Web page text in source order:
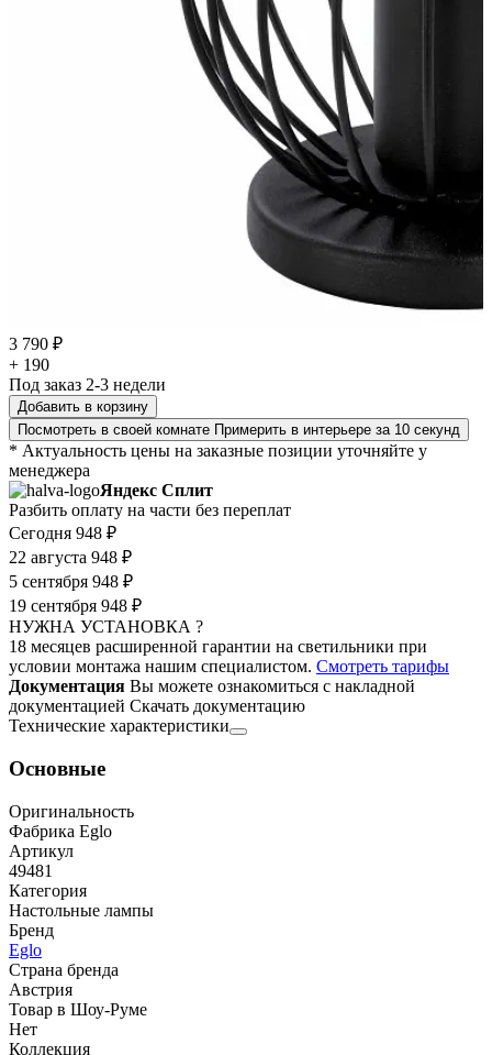
3 790 ₽
+ 190
Под заказ 2-3 недели
Добавить в корзину
Посмотреть в своей комнате Примерить в интерьере за 10 секунд
* Актуальность цены на заказные позиции уточняйте у
менеджера
Яндекс Сплит
Разбить оплату на части без переплат
Сегодня 948 ₽
22 августа 948 ₽
5 сентября 948 ₽
19 сентября 948 ₽
НУЖНА УСТАНОВКА ?
18 месяцев расширенной гарантии на светильники при
условии монтажа нашим специалистом. Смотреть тарифы
Документация Вы можете ознакомиться с накладной
документацией Скачать документацию
Технические характеристики
Основные
Оригинальность
Фабрика Eglo
Артикул
49481
Категория
Настольные лампы
Бренд
Eglo
Страна бренда
Австрия
Товар в Шоу-Руме
Нет
Коллекция